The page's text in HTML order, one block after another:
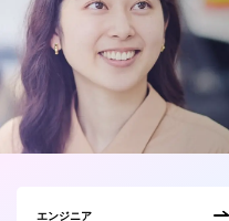
エンジニア